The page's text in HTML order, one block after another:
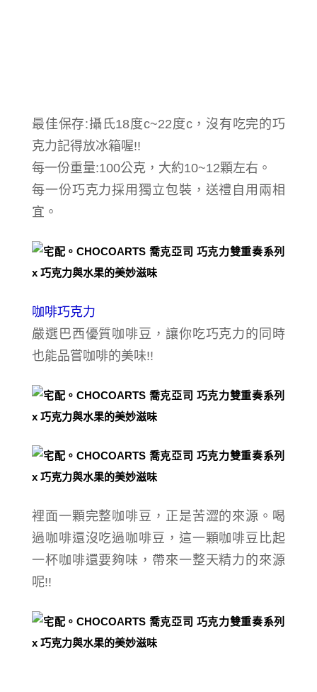
最佳保存:攝氏18度c~22度c，沒有吃完的巧
克力記得放冰箱喔!!
每一份重量:100公克，大約10~12顆左右。
每一份巧克力採用獨立包裝，送禮自用兩相
宜。
咖啡巧克力
嚴選巴西優質咖啡豆，讓你吃巧克力的同時
也能品嘗咖啡的美味!!
裡面一顆完整咖啡豆，正是苦澀的來源。喝
過咖啡還沒吃過咖啡豆，這一顆咖啡豆比起
一杯咖啡還要夠味，帶來一整天精力的來源
呢!!